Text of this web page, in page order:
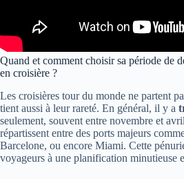
Quand et comment choisir sa période de
en croisière ?
Les croisières tour du monde ne partent
tient aussi à leur rareté. En général, il y a
seulement, souvent entre novembre et
répartissent entre des ports majeurs
Barcelone, ou encore Miami. Cette
voyageurs à une planification minutieuse